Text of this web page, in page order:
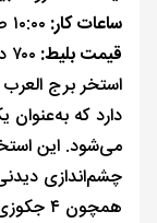
ساعات کار: ۱۰:۰۰ صبح تا ۷:۰۰ شب
قیمت بلیط: ۷۰۰ درهم
استخر برج
دارد که به‌عنوان
می‌شود. این
چشم‌اندازی